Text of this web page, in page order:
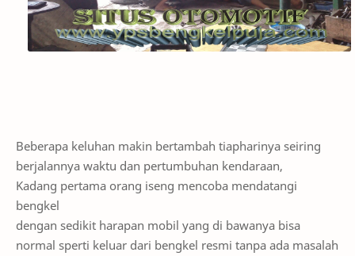
Beberapa keluhan makin bertambah tiapharinya seiring
berjalannya waktu dan pertumbuhan kendaraan,
Kadang pertama orang iseng mencoba mendatangi
bengkel
dengan sedikit harapan mobil yang di bawanya bisa
normal sperti keluar dari bengkel resmi tanpa ada masalah